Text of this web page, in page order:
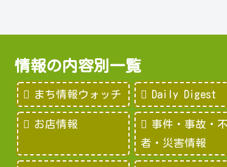
情報の内容別一覧
まち情報ウォッチ Daily Digest
お店情報
事件・事故・
者・災害情報